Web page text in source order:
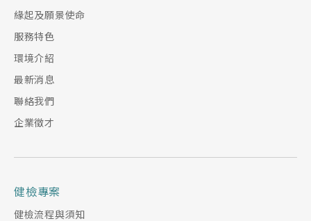
緣起及願景使命
服務特色
環境介紹
最新消息
聯絡我們
企業徵才
健檢專案
健檢流程與須知